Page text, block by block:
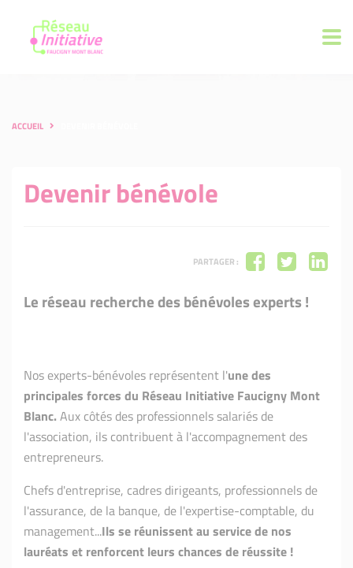
ACCUEIL
Devenir bénévole
PARTAGER :
Le réseau recherche des bénévoles experts !
Nos experts-bénévoles représentent l'une des
principales forces du Réseau Initiative Faucigny Mont
Blanc. Aux côtés des professionnels salariés de
l'association, ils contribuent à l'accompagnement des
entrepreneurs.
Chefs d'entreprise, cadres dirigeants, professionnels de
l'assurance, de la banque, de l'expertise-comptable, du
management...Ils se réunissent au service de nos
lauréats et renforcent leurs chances de réussite !